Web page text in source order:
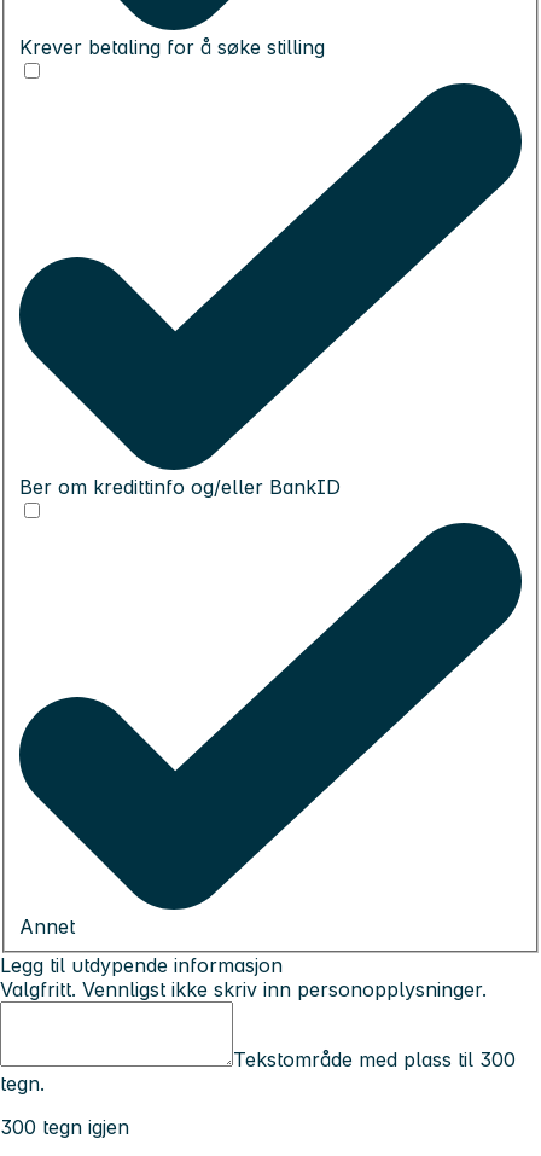
Krever betaling for å søke stilling
Ber om kredittinfo og/eller BankID
Annet
Legg til utdypende informasjon
Valgfritt. Vennligst ikke skriv inn personopplysninger.
Tekstområde med plass til 300
tegn.
300 tegn igjen